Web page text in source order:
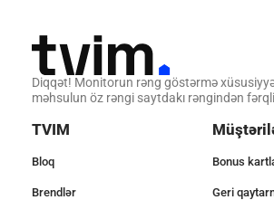
Diqqət! Monitorun rəng göstərmə
məhsulun öz rəngi saytdakı rəngindən
TVIM
Bloq
Brendlər
Bonus
Geri